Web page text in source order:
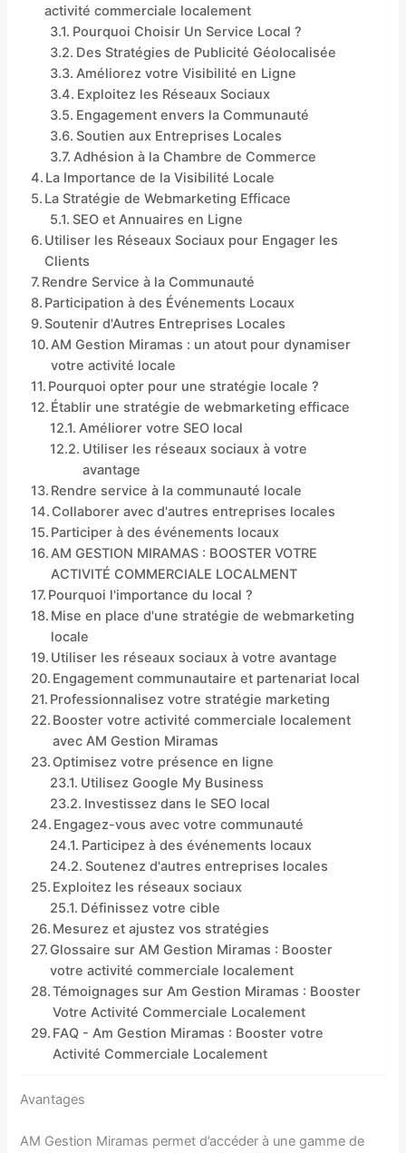
activité commerciale localement
Pourquoi Choisir Un Service Local ?
Des Stratégies de Publicité Géolocalisée
Améliorez votre Visibilité en Ligne
Exploitez les Réseaux Sociaux
Engagement envers la Communauté
Soutien aux Entreprises Locales
Adhésion à la Chambre de Commerce
La Importance de la Visibilité Locale
La Stratégie de Webmarketing Efficace
SEO et Annuaires en Ligne
Utiliser les Réseaux Sociaux pour Engager les
Clients
Rendre Service à la Communauté
Participation à des Événements Locaux
Soutenir d'Autres Entreprises Locales
AM Gestion Miramas : un atout pour dynamiser
votre activité locale
Pourquoi opter pour une stratégie locale ?
Établir une stratégie de webmarketing efficace
Améliorer votre SEO local
Utiliser les réseaux sociaux à votre
avantage
Rendre service à la communauté locale
Collaborer avec d'autres entreprises locales
Participer à des événements locaux
AM GESTION MIRAMAS : BOOSTER VOTRE
ACTIVITÉ COMMERCIALE LOCALMENT
Pourquoi l'importance du local ?
Mise en place d'une stratégie de webmarketing
locale
Utiliser les réseaux sociaux à votre avantage
Engagement communautaire et partenariat local
Professionnalisez votre stratégie marketing
Booster votre activité commerciale localement
avec AM Gestion Miramas
Optimisez votre présence en ligne
Utilisez Google My Business
Investissez dans le SEO local
Engagez-vous avec votre communauté
Participez à des événements locaux
Soutenez d'autres entreprises locales
Exploitez les réseaux sociaux
Définissez votre cible
Mesurez et ajustez vos stratégies
Glossaire sur AM Gestion Miramas : Booster
votre activité commerciale localement
Témoignages sur Am Gestion Miramas : Booster
Votre Activité Commerciale Localement
FAQ - Am Gestion Miramas : Booster votre
Activité Commerciale Localement
Avantages
AM Gestion Miramas permet d’accéder à une gamme de